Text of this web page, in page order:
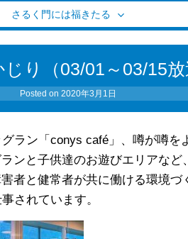
さるく門には福きたる
り（03/01～03/15放
Posted on 2020年3月1日
ラン「conys café」、噂が噂を
ンと子供達のお遊びエリアなど
者と健常者が共に働ける環境づ
されています。